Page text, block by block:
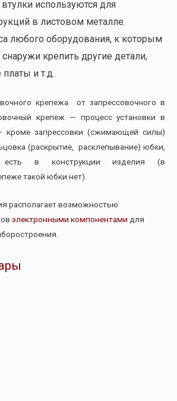
используются для
в листовом металле.
любого оборудования, к которым
крепить другие детали,
и т.д.
крепежа от запрессовочного в
крепеж — процесс установки в
кроме запрессовки (сжимающей силы)
(раскрытие, расклепывание) юбки,
есть в конструкции изделия (в
такой юбки нет).
располагает возможностью
электронными компонентами для